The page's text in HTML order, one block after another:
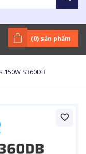
(0) sản phẩm
S360DB